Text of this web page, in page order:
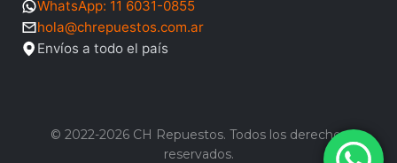
WhatsApp: 11 6031-0855
hola@chrepuestos.com.ar
Envíos a todo el país
© 2022-2026 CH Repuestos. Todos los derechos
reservados.